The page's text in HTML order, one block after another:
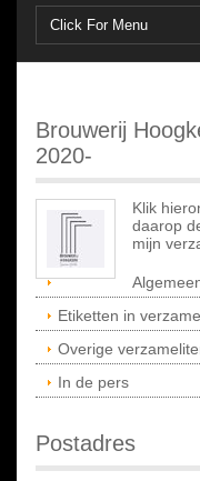
Brouwerij
2020-
Klik
daarop
mijn
Etiketten in
Overige
In de pers
Postadres